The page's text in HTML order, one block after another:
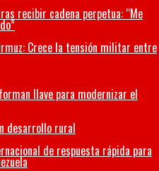
recibir cadena perpetua: “Me
Crece la tensión militar entre
llave para modernizar el
desarrollo rural
de respuesta rápida para